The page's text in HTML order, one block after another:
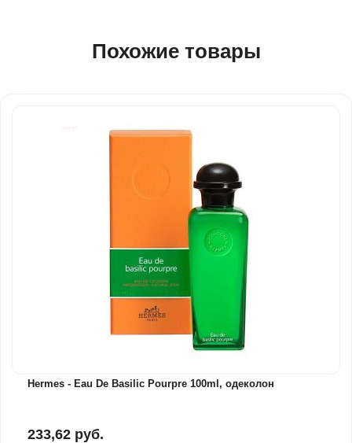
Похожие товары
Hermes - Eau De Basilic Pourpre 100ml, одеколон
233,62 руб.